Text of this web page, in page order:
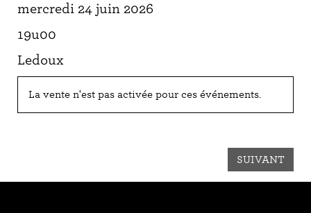
mercredi 24 juin 2026
19u00
Ledoux
La vente n'est pas activée pour ces événements.
SUIVANT